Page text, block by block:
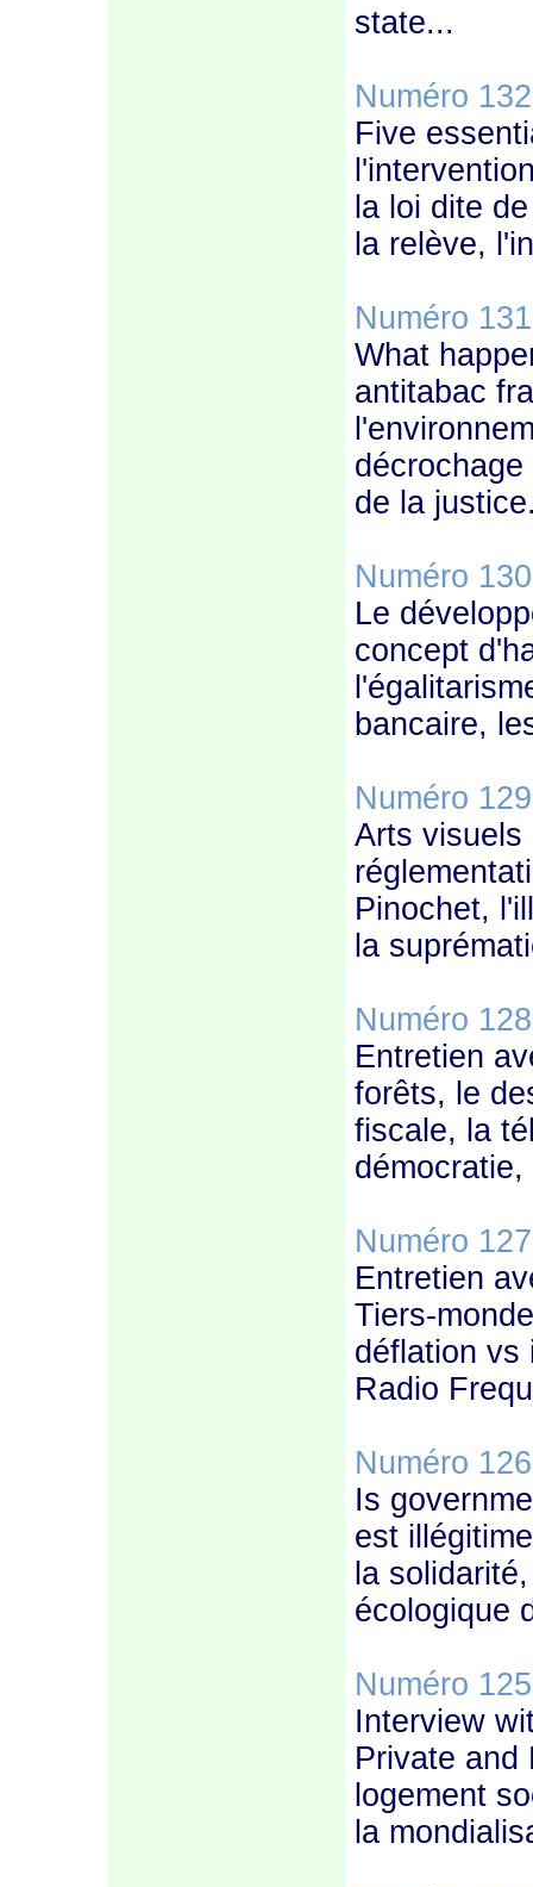
state...
Numéro 132
Five
la loi dite
la relève,
Numéro 131
What
antitabac
de la
Numéro 130
Le
concept
bancaire,
Numéro 129
Arts visuels
Pinochet,
la
Numéro 128
Entretien
forêts, le
fiscale, la
Numéro 127
Entretien
Tiers-
déflation vs
Radio
Numéro 126
Is
est
la
écologique
Numéro 125
Interview
Private and
logement
la